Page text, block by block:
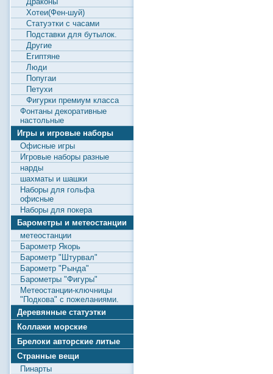
Хотеи(Фен-шуй)
Статуэтки с часами
Подставки для бутылок.
Другие
Египтяне
Люди
Попугаи
Петухи
Фигурки премиум класса
Фонтаны декоративные
настольные
Игры и игровые наборы
Офисные игры
Игровые наборы разные
нарды
шахматы и шашки
Наборы для гольфа
офисные
Наборы для покера
Барометры и метеостанции
метеостанции
Барометр Якорь
Барометр "Штурвал"
Барометр "Рында"
Барометры "Фигуры"
Метеостанции-ключницы
"Подкова" с пожеланиями.
Деревянные статуэтки
Коллажи морские
Брелоки авторские литые
Странные вещи
Пинарты